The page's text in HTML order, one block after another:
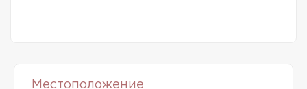
Местоположение